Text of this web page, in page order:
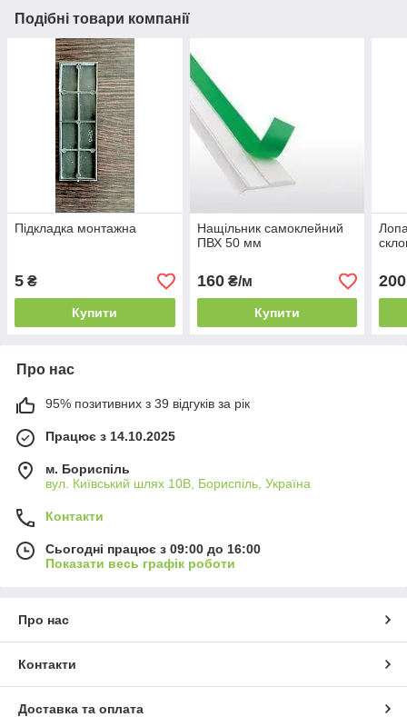
Подібні товари компанії
Підкладка монтажна
5 ₴
Купити
Нащільник самоклейний
ПВХ 50 мм
160₴/м
Купити
200
Про нас
95% позитивних з 39 відгуків за рік
Працює з 14.10.2025
м. Бориспіль
вул. Київський шлях 10В, Бориспіль, Україна
Контакти
Сьогодні працює з 09:00 до 16:00
Показати весь графік роботи
Про нас
Контакти
Доставка та оплата